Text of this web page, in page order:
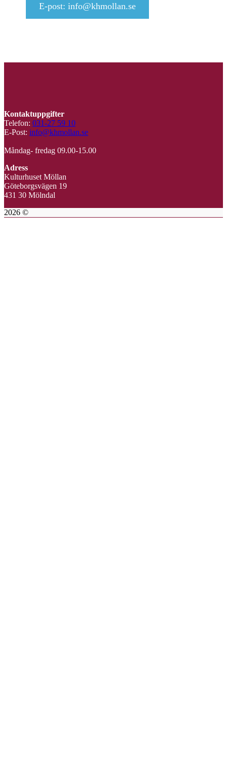
E-post: info@khmollan.se
Kontaktuppgifter
Telefon: 031-27 59 10
E-Post: info@khmollan.se
Måndag- fredag 09.00-15.00
Adress
Kulturhuset Möllan
Göteborgsvägen 19
431 30 Mölndal
2026 ©